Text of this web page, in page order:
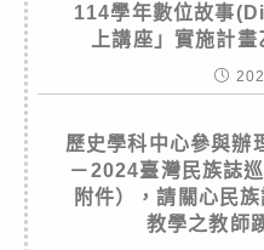
114學年數位故事
上講座」實施計
歷史學科中心參與辦
－2024臺灣民族誌
附件），請關心民
教學之教師